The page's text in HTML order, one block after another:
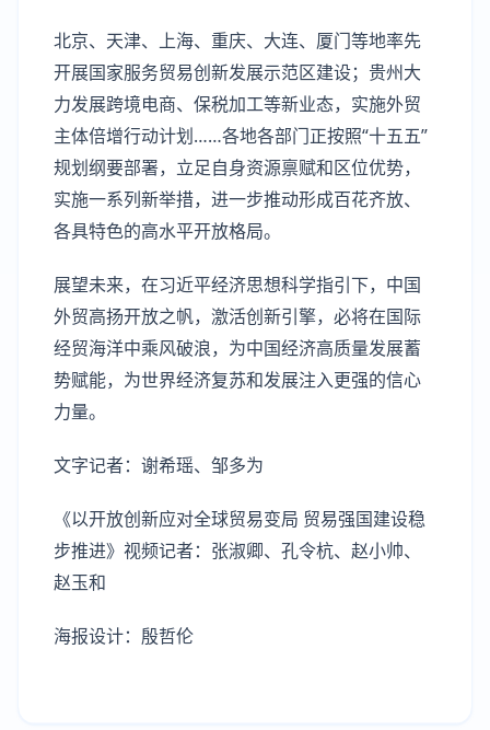
北京、天津、上海、重庆、大连、厦门等地率先
开展国家服务贸易创新发展示范区建设；贵州大
力发展跨境电商、保税加工等新业态，实施外贸
主体倍增行动计划……各地各部门正按照“十五五”
规划纲要部署，立足自身资源禀赋和区位优势，
实施一系列新举措，进一步推动形成百花齐放、
各具特色的高水平开放格局。
展望未来，在习近平经济思想科学指引下，中国
外贸高扬开放之帆，激活创新引擎，必将在国际
经贸海洋中乘风破浪，为中国经济高质量发展蓄
势赋能，为世界经济复苏和发展注入更强的信心
力量。
文字记者：谢希瑶、邹多为
《以开放创新应对全球贸易变局 贸易强国建设稳
步推进》视频记者：张淑卿、孔令杭、赵小帅、
赵玉和
海报设计：殷哲伦